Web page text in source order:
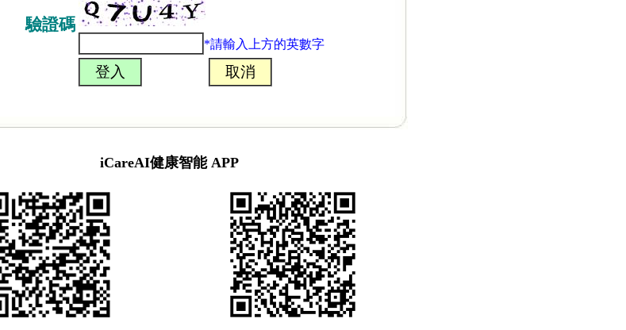
驗證碼
*請輸入上方的英數字
iCareAI健康智能 APP